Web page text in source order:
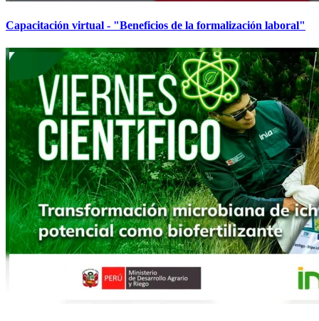
Capacitación virtual - "Beneficios de la formalización laboral"